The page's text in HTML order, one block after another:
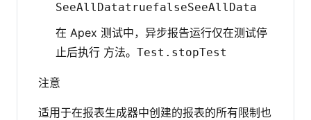
SeeAllDatatruefalseSeeAllData
在 Apex 测试中，异步报告运行仅在测试停
止后执行 方法。 Test.stopTest
注意
适用于在报表生成器中创建的报表的所有限制也